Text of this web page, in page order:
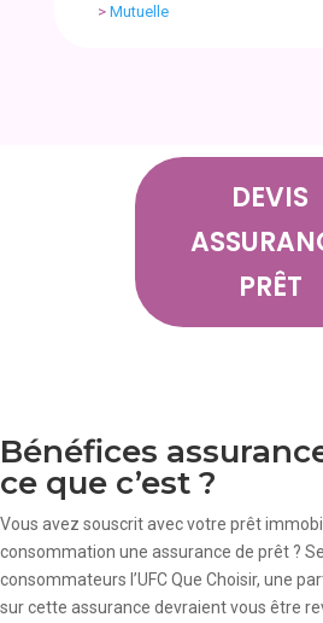
> Mutuelle
DEVIS
PRÊT
Bénéfices
ce que c’est ?
Vous avez souscrit avec votre prêt
consommation une assurance de prêt ?
consommateurs l’UFC Que Choisir, une
sur cette assurance devraient vous être